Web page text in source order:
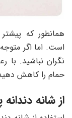
همانطور که
است. اما اگر
نگران نباشید. با
حمام را کاهش
از شانه